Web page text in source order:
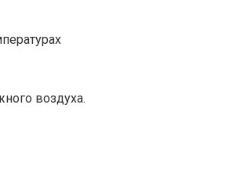
воздуха.